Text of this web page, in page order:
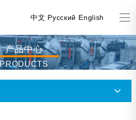
中文 Русский English
产品中心
PRODUCTS